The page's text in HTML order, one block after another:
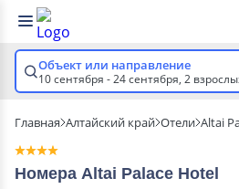
Объект или направление
10 сентября - 24 сентября, 2
Главная Алтайский край Отели Altai
Номера Altai Palace Hotel